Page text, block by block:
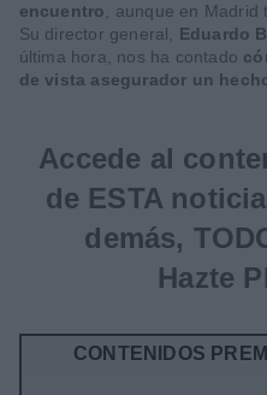
encuentro, aunque en Madrid
Su director general, Eduardo
última hora, nos ha contado
de vista asegurador un
Accede al
de ESTA
demás,
Hazte
CONTENIDOS